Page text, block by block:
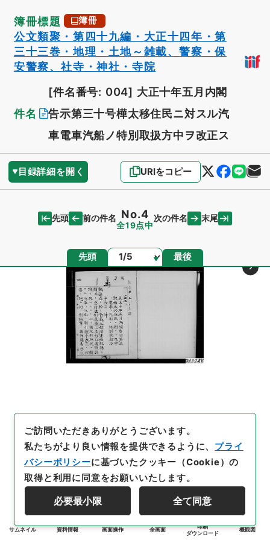
簿冊標題 簿冊
公文類聚・第四十九編・大正十四年・第
三十三巻・地理・土地～雑載、警察・保
安警察、社寺・神社・寺院
件名
[件名番号: 004] 大正十年五月内閣
告示第三十号樺太移住民ニ対スル汽
車電車汽船ノ特別取扱方中ヲ改正ス
目録詳細を開く URIをコピー
先頭 前の件名 No.4
全19点中
次の件名 末尾
先頭 ページ 最後
サムネイル 資料情報 画面操作 全画面
印刷
ダウンロード
概観図
ご訪問いただきありがとうございます。
私たちがより良い情報を提供できるように、 プライ
バシーポリシーに基づいたクッキー（Cookie）の
取得と利用に同意をお願いいたします。
必要最小限 全て同意